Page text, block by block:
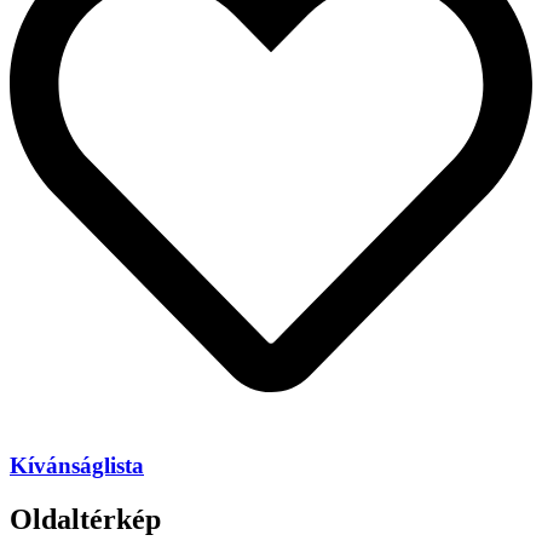
Kívánságlista
Oldaltérkép